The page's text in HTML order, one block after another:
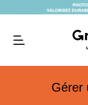
Gérer